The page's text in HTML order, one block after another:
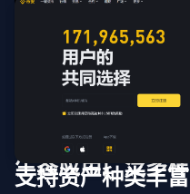
生态应用广泛多样
支持资产种类丰富